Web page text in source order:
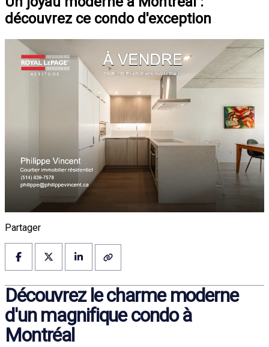
découvrez ce condo d'exception
Partager
Découvrez le charme moderne
d'un magnifique condo à
Montréal